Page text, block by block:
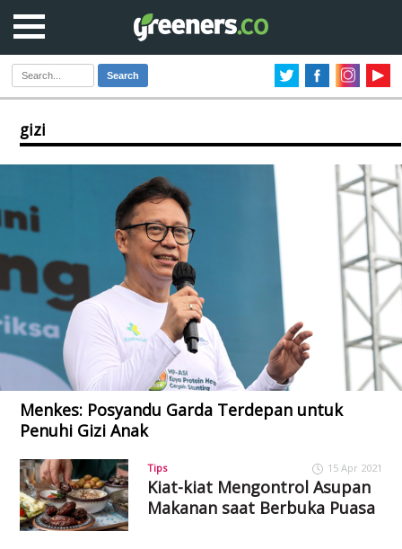
Search
gizi
Menkes: Posyandu Garda Terdepan untuk
Penuhi Gizi Anak
Tips 15 Apr 2021
Kiat-kiat Mengontrol Asupan
Makanan saat Berbuka Puasa